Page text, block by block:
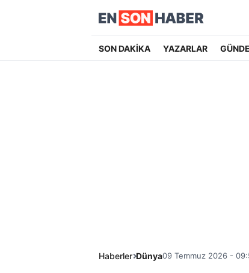
SON DAKİKA YAZARLAR
Haberler Dünya09 Temmuz 2026 -